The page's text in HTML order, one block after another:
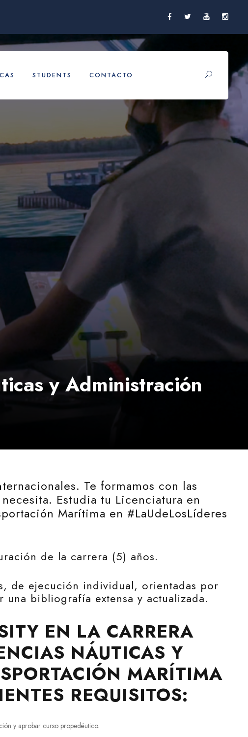
STUDENTS CONTACTO
y Administración
Te formamos con las
Estudia tu Licenciatura en
Marítima en #LaUdeLosLíderes
de la carrera (5) años.
de ejecución individual, orientadas por
bibliografía extensa y actualizada.
EN LA CARRERA
NÁUTICAS Y
MARÍTIMA
REQUISITOS:
y aprobar curso propedéutico.